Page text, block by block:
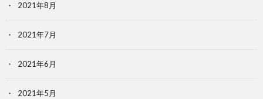
2021年8月
2021年7月
2021年6月
2021年5月